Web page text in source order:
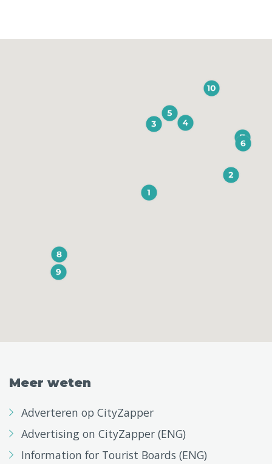
Meer weten
Adverteren op CityZapper
Advertising on CityZapper (ENG)
Information for Tourist Boards (ENG)